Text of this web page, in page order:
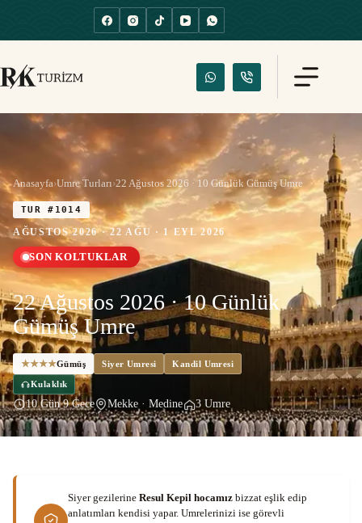
Anasayfa›Umre Turları›22 Ağustos 2026 · 10 Günlük Gümüş Umre
TUR #1014
AĞUSTOS 2026 · 22 AĞU · 1 EYL 2026
SON KOLTUKLAR
22 Ağustos 2026 · 10 Günlük
Gümüş Umre
★★★★Gümüş Siyer Umresi Kandil Umresi
Kulaklık
10 Gün 9 Gece Mekke · Medine 3 Umre
Siyer gezilerine Resul Kepil hocamız bizzat eşlik edip
anlatımları kendisi yapar. Umrelerinizi ise görevli